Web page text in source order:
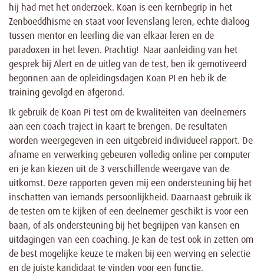
hij had met het onderzoek. Koan is een kernbegrip in het
Zenboeddhisme en staat voor levenslang leren, echte dialoog
tussen mentor en leerling die van elkaar leren en de
paradoxen in het leven. Prachtig! Naar aanleiding van het
gesprek bij Alert en de uitleg van de test, ben ik gemotiveerd
begonnen aan de opleidingsdagen Koan PI en heb ik de
training gevolgd en afgerond.
Ik gebruik de Koan Pi test om de kwaliteiten van deelnemers
aan een coach traject in kaart te brengen. De resultaten
worden weergegeven in een uitgebreid individueel rapport. De
afname en verwerking gebeuren volledig online per computer
en je kan kiezen uit de 3 verschillende weergave van de
uitkomst. Deze rapporten geven mij een ondersteuning bij het
inschatten van iemands persoonlijkheid. Daarnaast gebruik ik
de testen om te kijken of een deelnemer geschikt is voor een
baan, of als ondersteuning bij het begrijpen van kansen en
uitdagingen van een coaching. Je kan de test ook in zetten om
de best mogelijke keuze te maken bij een werving en selectie
en de juiste kandidaat te vinden voor een functie.